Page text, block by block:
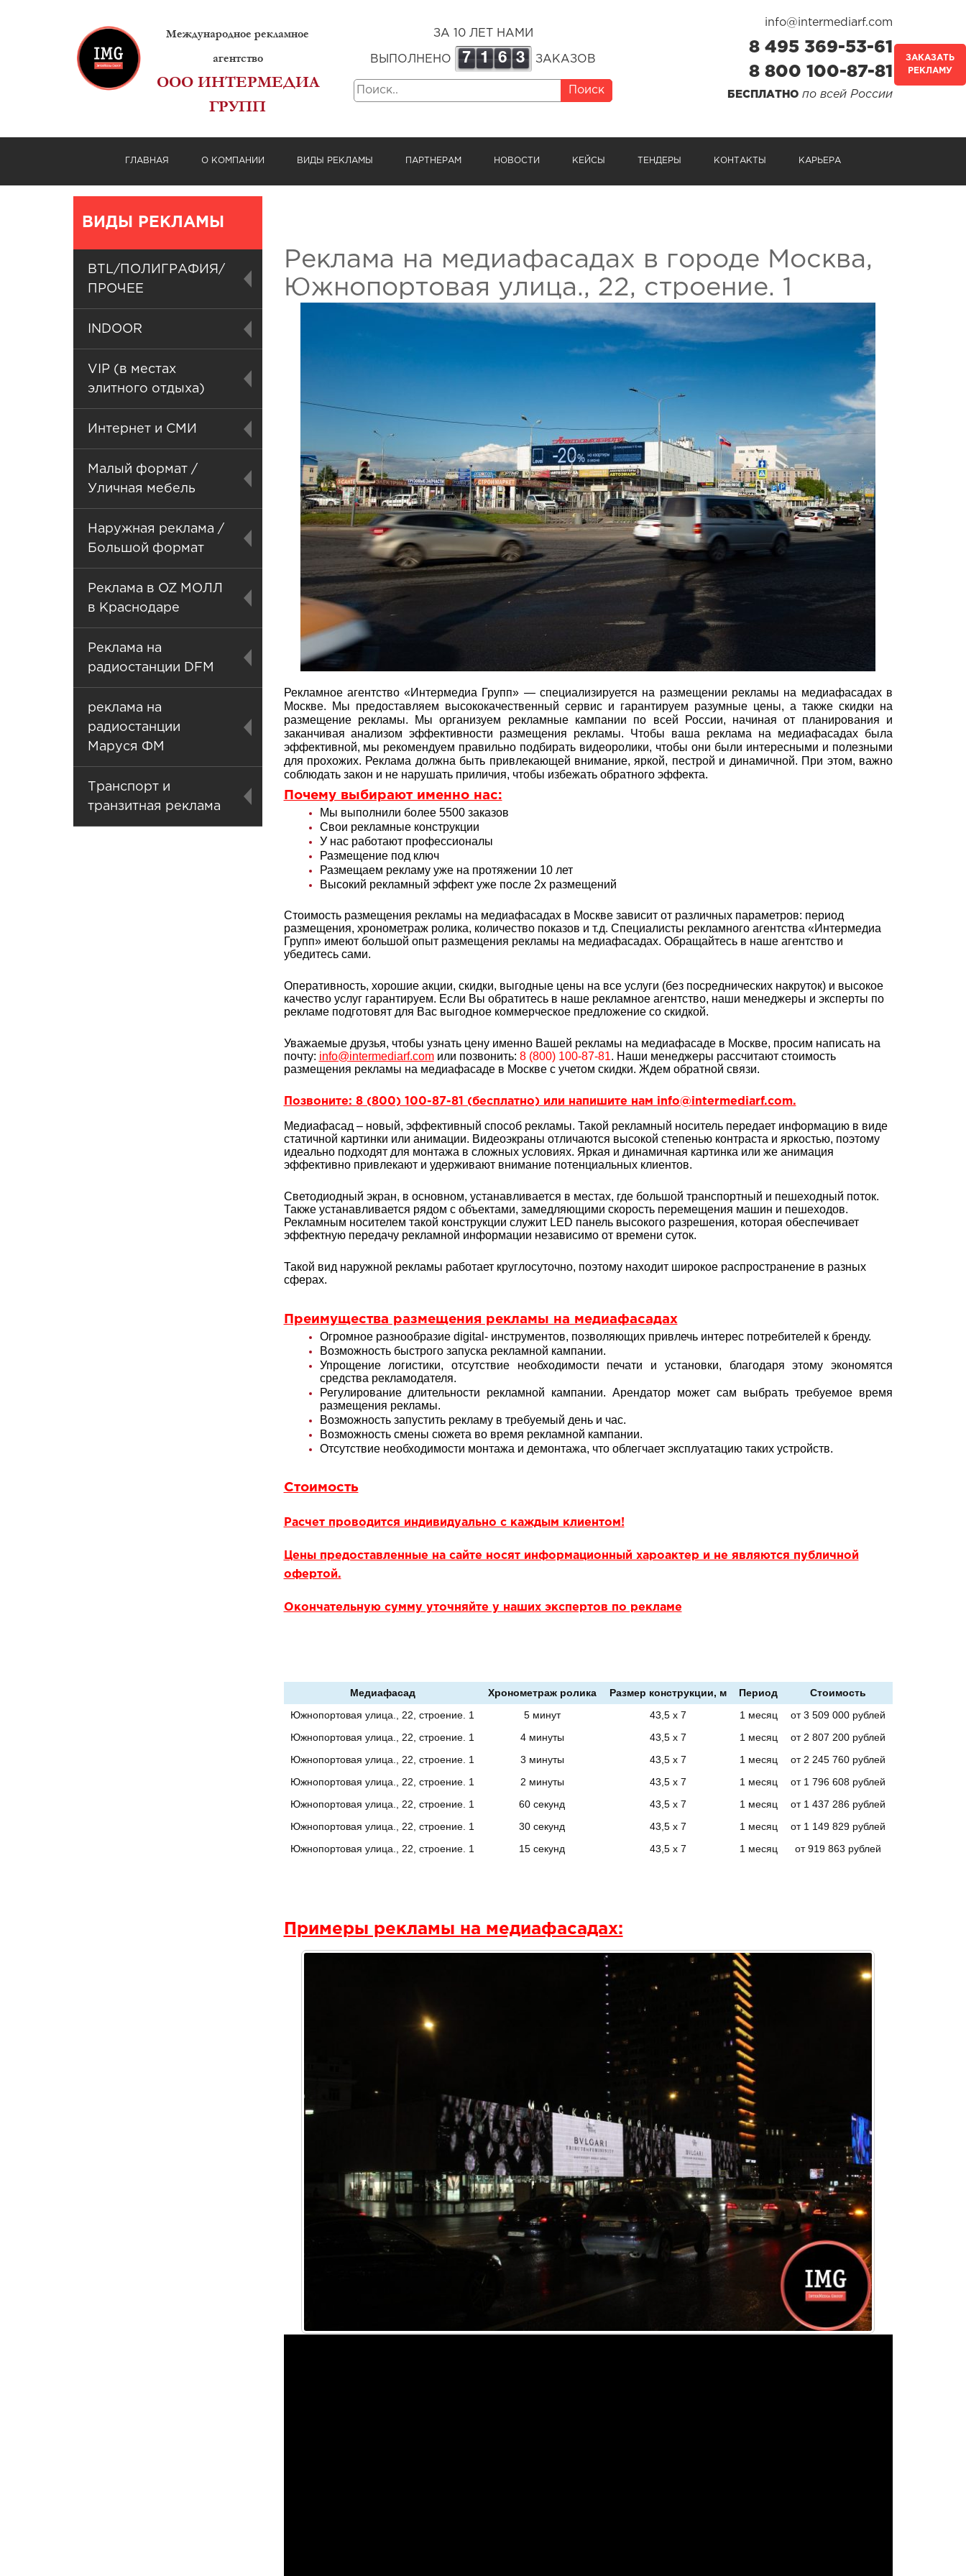
Международное рекламное
агентство
ООО ИНТЕРМЕДИА
ГРУПП
ЗА 10 ЛЕТ НАМИ
ВЫПОЛНЕНО 7 1 6 3 ЗАКАЗОВ
Поиск
info@intermediarf.com
8 495 369-53-61
8 800 100-87-81
БЕСПЛАТНО по всей России
ГЛАВНАЯ О КОМПАНИИ ВИДЫ РЕКЛАМЫ ПАРТНЕРАМ НОВОСТИ КЕЙСЫ ТЕНДЕРЫ КОНТАКТЫ КАРЬЕРА
ЗАКАЗАТЬ
РЕКЛАМУ
ВИДЫ РЕКЛАМЫ
BTL/ПОЛИГРАФИЯ/
ПРОЧЕЕ
INDOOR
VIP (в местах
элитного отдыха)
Интернет и СМИ
Малый формат /
Уличная мебель
Наружная реклама /
Большой формат
Реклама в OZ МОЛЛ
в Краснодаре
Реклама на
радиостанции DFM
реклама на
радиостанции
Маруся ФМ
Транспорт и
транзитная реклама
Реклама на медиафасадах в городе Москва,
Южнопортовая улица., 22, строение. 1
Рекламное агентство «Интермедиа Групп» — специализируется на размещении рекламы на медиафасадах в
Москве. Мы предоставляем высококачественный сервис и гарантируем разумные цены, а также скидки на
размещение рекламы. Мы организуем рекламные кампании по всей России, начиная от планирования и
заканчивая анализом эффективности размещения рекламы. Чтобы ваша реклама на медиафасадах была
эффективной, мы рекомендуем правильно подбирать видеоролики, чтобы они были интересными и полезными
для прохожих. Реклама должна быть привлекающей внимание, яркой, пестрой и динамичной. При этом, важно
соблюдать закон и не нарушать приличия, чтобы избежать обратного эффекта.
Почему выбирают именно нас:
Мы выполнили более 5500 заказов
Свои рекламные конструкции
У нас работают профессионалы
Размещение под ключ
Размещаем рекламу уже на протяжении 10 лет
Высокий рекламный эффект уже после 2х размещений
Стоимость размещения рекламы на медиафасадах в Москве зависит от различных параметров: период
размещения, хронометраж ролика, количество показов и т.д. Специалисты рекламного агентства «Интермедиа
Групп» имеют большой опыт размещения рекламы на медиафасадах. Обращайтесь в наше агентство и
убедитесь сами.
Оперативность, хорошие акции, скидки, выгодные цены на все услуги (без посреднических накруток) и высокое
качество услуг гарантируем. Если Вы обратитесь в наше рекламное агентство, наши менеджеры и эксперты по
рекламе подготовят для Вас выгодное коммерческое предложение со скидкой.
Уважаемые друзья, чтобы узнать цену именно Вашей рекламы на медиафасаде в Москве, просим написать на
почту: info@intermediarf.comили позвонить: 8 (800) 100-87-81. Наши менеджеры рассчитают стоимость
размещения рекламы на медиафасаде в Москве с учетом скидки. Ждем обратной связи.
Позвоните: 8 (800) 100-87-81 (бесплатно) или напишите нам info@intermediarf.com.
Медиафасад – новый, эффективный способ рекламы. Такой рекламный носитель передает информацию в виде
статичной картинки или анимации. Видеоэкраны отличаются высокой степенью контраста и яркостью, поэтому
идеально подходят для монтажа в сложных условиях. Яркая и динамичная картинка или же анимация
эффективно привлекают и удерживают внимание потенциальных клиентов.
Светодиодный экран, в основном, устанавливается в местах, где большой транспортный и пешеходный поток.
Также устанавливается рядом с объектами, замедляющими скорость перемещения машин и пешеходов.
Рекламным носителем такой конструкции служит LED панель высокого разрешения, которая обеспечивает
эффектную передачу рекламной информации независимо от времени суток.
Такой вид наружной рекламы работает круглосуточно, поэтому находит широкое распространение в разных
сферах.
Преимущества размещения рекламы на медиафасадах
Огромное разнообразие digital- инструментов, позволяющих привлечь интерес потребителей к бренду.
Возможность быстрого запуска рекламной кампании.
Упрощение логистики, отсутствие необходимости печати и установки, благодаря этому экономятся
средства рекламодателя.
Регулирование длительности рекламной кампании. Арендатор может сам выбрать требуемое время
размещения рекламы.
Возможность запустить рекламу в требуемый день и час.
Возможность смены сюжета во время рекламной кампании.
Отсутствие необходимости монтажа и демонтажа, что облегчает эксплуатацию таких устройств.
Стоимость
Расчет проводится индивидуально с каждым клиентом!
Цены предоставленные на сайте носят информационный хароактер и не являются публичной
офертой.
Окончательную сумму уточняйте у наших экспертов по рекламе
Медиафасад Хронометраж ролика Размер конструкции, м Период
Стоимость
Южнопортовая улица., 22, строение. 1
5 минут 43,5 х 7 1 месяц
от 3 509 000 рублей
Южнопортовая улица., 22, строение. 1
4 минуты 43,5 х 7 1 месяц
от 2 807 200 рублей
Южнопортовая улица., 22, строение. 1
3 минуты 43,5 х 7 1 месяц
от 2 245 760 рублей
Южнопортовая улица., 22, строение. 1
2 минуты 43,5 х 7 1 месяц
от 1 796 608 рублей
Южнопортовая улица., 22, строение. 1
60 секунд 43,5 х 7 1 месяц
от 1 437 286 рублей
Южнопортовая улица., 22, строение. 1
30 секунд 43,5 х 7 1 месяц
от 1 149 829 рублей
Южнопортовая улица., 22, строение. 1
15 секунд 43,5 х 7 1 месяц от 919 863 рублей
Примеры рекламы на медиафасадах: